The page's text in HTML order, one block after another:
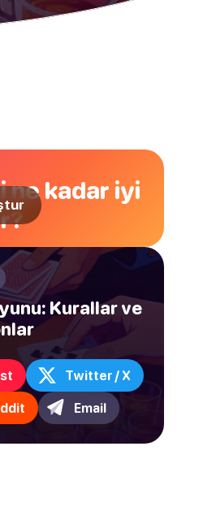
ne kadar iyi
Kurallar ve
Twitter / X
Email